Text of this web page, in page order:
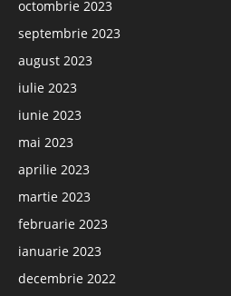
octombrie 2023
septembrie 2023
august 2023
iulie 2023
iunie 2023
mai 2023
aprilie 2023
martie 2023
februarie 2023
ianuarie 2023
decembrie 2022